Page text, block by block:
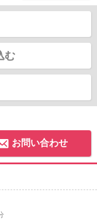
む
お問い合わせ